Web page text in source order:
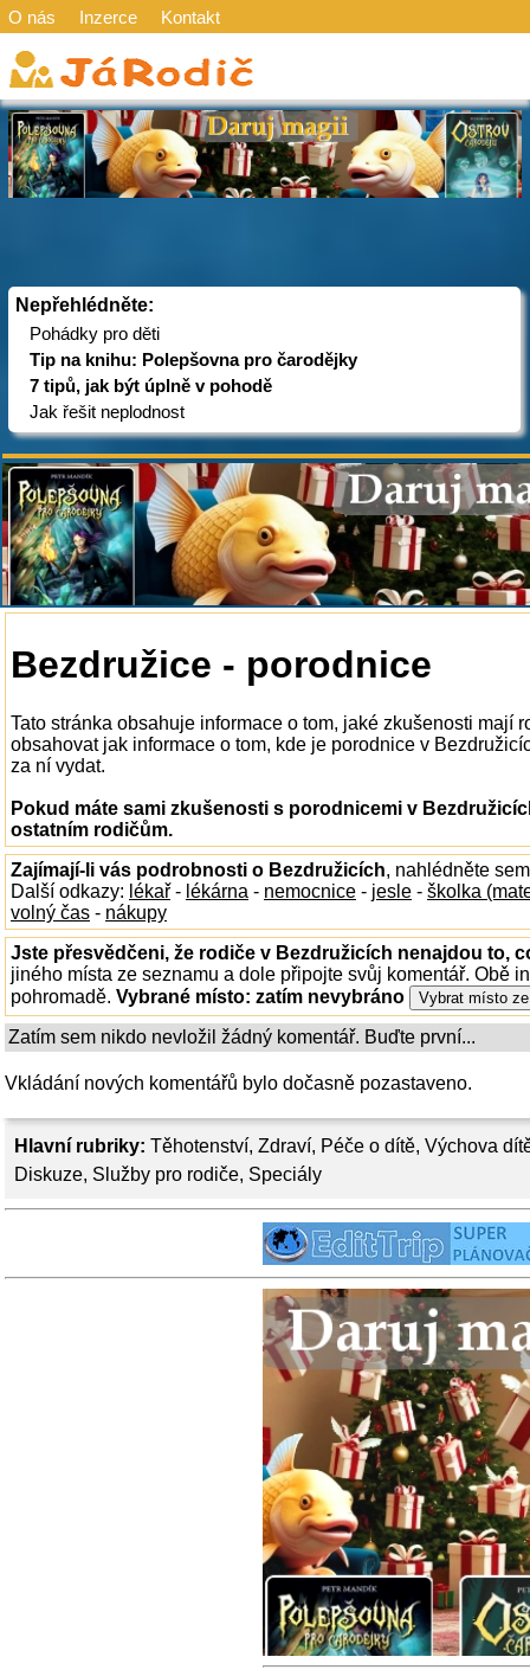
O nás Inzerce Kontakt
Nepřehlédněte:
Pohádky pro děti
Tip na knihu: Polepšovna pro čarodějky
7 tipů, jak být úplně v pohodě
Jak řešit neplodnost
Hlavní rubriky: Těhotenství, Zdraví, Péče o dítě, Výchova
Diskuze, Služby pro rodiče, Speciály
Bezdružice - porodnice
Tato stránka obsahuje informace o tom, jaké zkušenosti mají
obsahovat jak informace o tom, kde je porodnice v
za ní vydat.
Pokud máte sami zkušenosti s porodnicemi v
ostatním rodičům.
Zajímají-li vás podrobnosti o Bezdružicích, nahlédněte
Další odkazy: lékař - lékárna - nemocnice - jesle - školka
volný čas - nákupy
Jste přesvědčeni, že rodiče v Bezdružicích nenajdou to,
jiného místa ze seznamu a dole připojte svůj komentář. Obě
pohromadě. Vybrané místo: zatím nevybráno
Zatím sem nikdo nevložil žádný komentář. Buďte první...
Vkládání nových komentářů bylo dočasně pozastaveno.